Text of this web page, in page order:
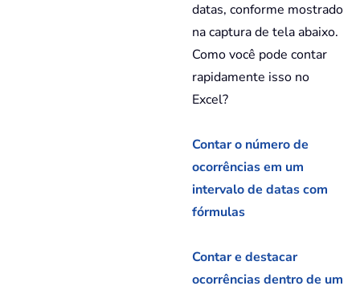
datas, conforme mostrado
na captura de tela abaixo.
Como você pode contar
rapidamente isso no
Excel?
Contar o número de
ocorrências em um
intervalo de datas com
fórmulas
Contar e destacar
ocorrências dentro de um